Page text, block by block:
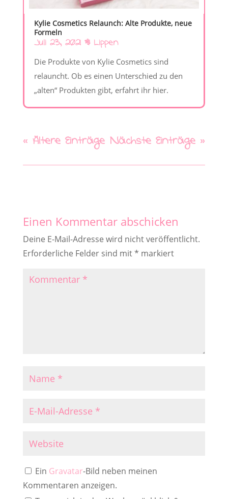
Kylie Cosmetics Relaunch: Alte Produkte, neue
Formeln
Juli 23, 2021| Lippen
Die Produkte von Kylie Cosmetics sind
relauncht. Ob es einen Unterschied zu den
„alten“ Produkten gibt, erfahrt ihr hier.
« Ältere Einträge Nächste Einträge »
Einen Kommentar abschicken
Deine E-Mail-Adresse wird nicht veröffentlicht.
Erforderliche Felder sind mit* markiert
Ein Gravatar-Bild neben meinen
Kommentaren anzeigen.